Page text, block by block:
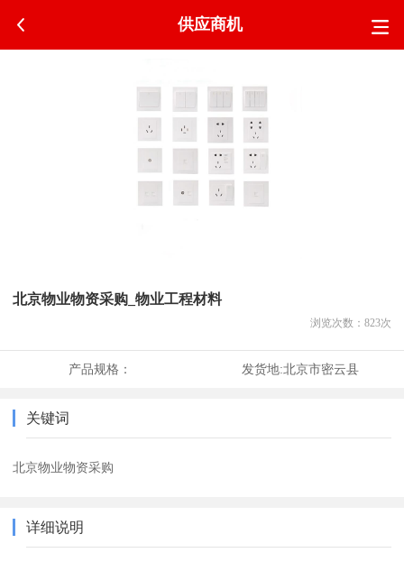
供应商机
北京物业物资采购_物业工程材料
浏览次数： 823次
产品规格： 发货地:北京市密云县
关键词
北京物业物资采购
详细说明